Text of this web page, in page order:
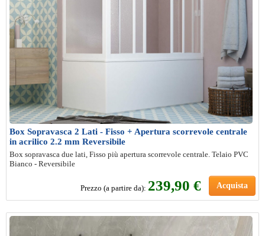
Box Sopravasca 2 Lati - Fisso + Apertura scorrevole centrale
in acrilico 2.2 mm Reversibile
Box sopravasca due lati, Fisso più apertura scorrevole centrale. Telaio PVC
Bianco - Reversibile
Prezzo (a partire da): 239,90 € Acquista